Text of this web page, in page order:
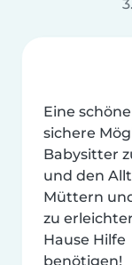
Eine
sichere
Babysitter
und den
Müttern
zu
Hause Hilfe
benötigen!